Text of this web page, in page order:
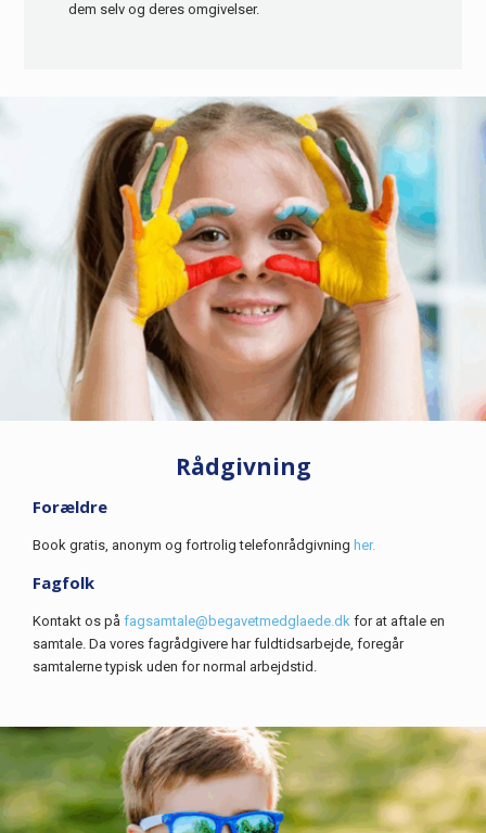
dem selv og deres omgivelser.
Rådgivning
Forældre
Book gratis, anonym og fortrolig telefonrådgivning her.
Fagfolk
Kontakt os på fagsamtale@begavetmedglaede.dk for at aftale en
samtale. Da vores fagrådgivere har fuldtidsarbejde, foregår
samtalerne typisk uden for normal arbejdstid.